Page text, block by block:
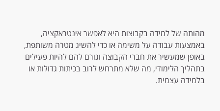
מהותה של למידה בקבוצות היא לאפשר אינטראקציה,
באמצעות עבודה על משימה או כדי להשיג מטרה משותפת,
באופן שמעשיר את חברי הקבוצה וגורם להם להיות פעילים
בתהליך הלימודי, מה שלא מתרחש לרוב בכיתות גדולות או
בלמידה עצמית.